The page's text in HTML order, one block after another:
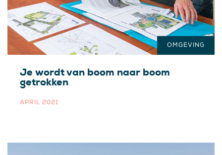
Je wordt van boom naar boom
getrokken
APRIL 2021
OMGEVING